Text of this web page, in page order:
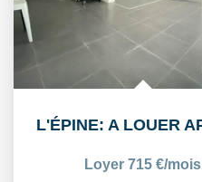
Loyer 715 €/mois